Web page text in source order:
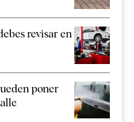
revisar en
poner